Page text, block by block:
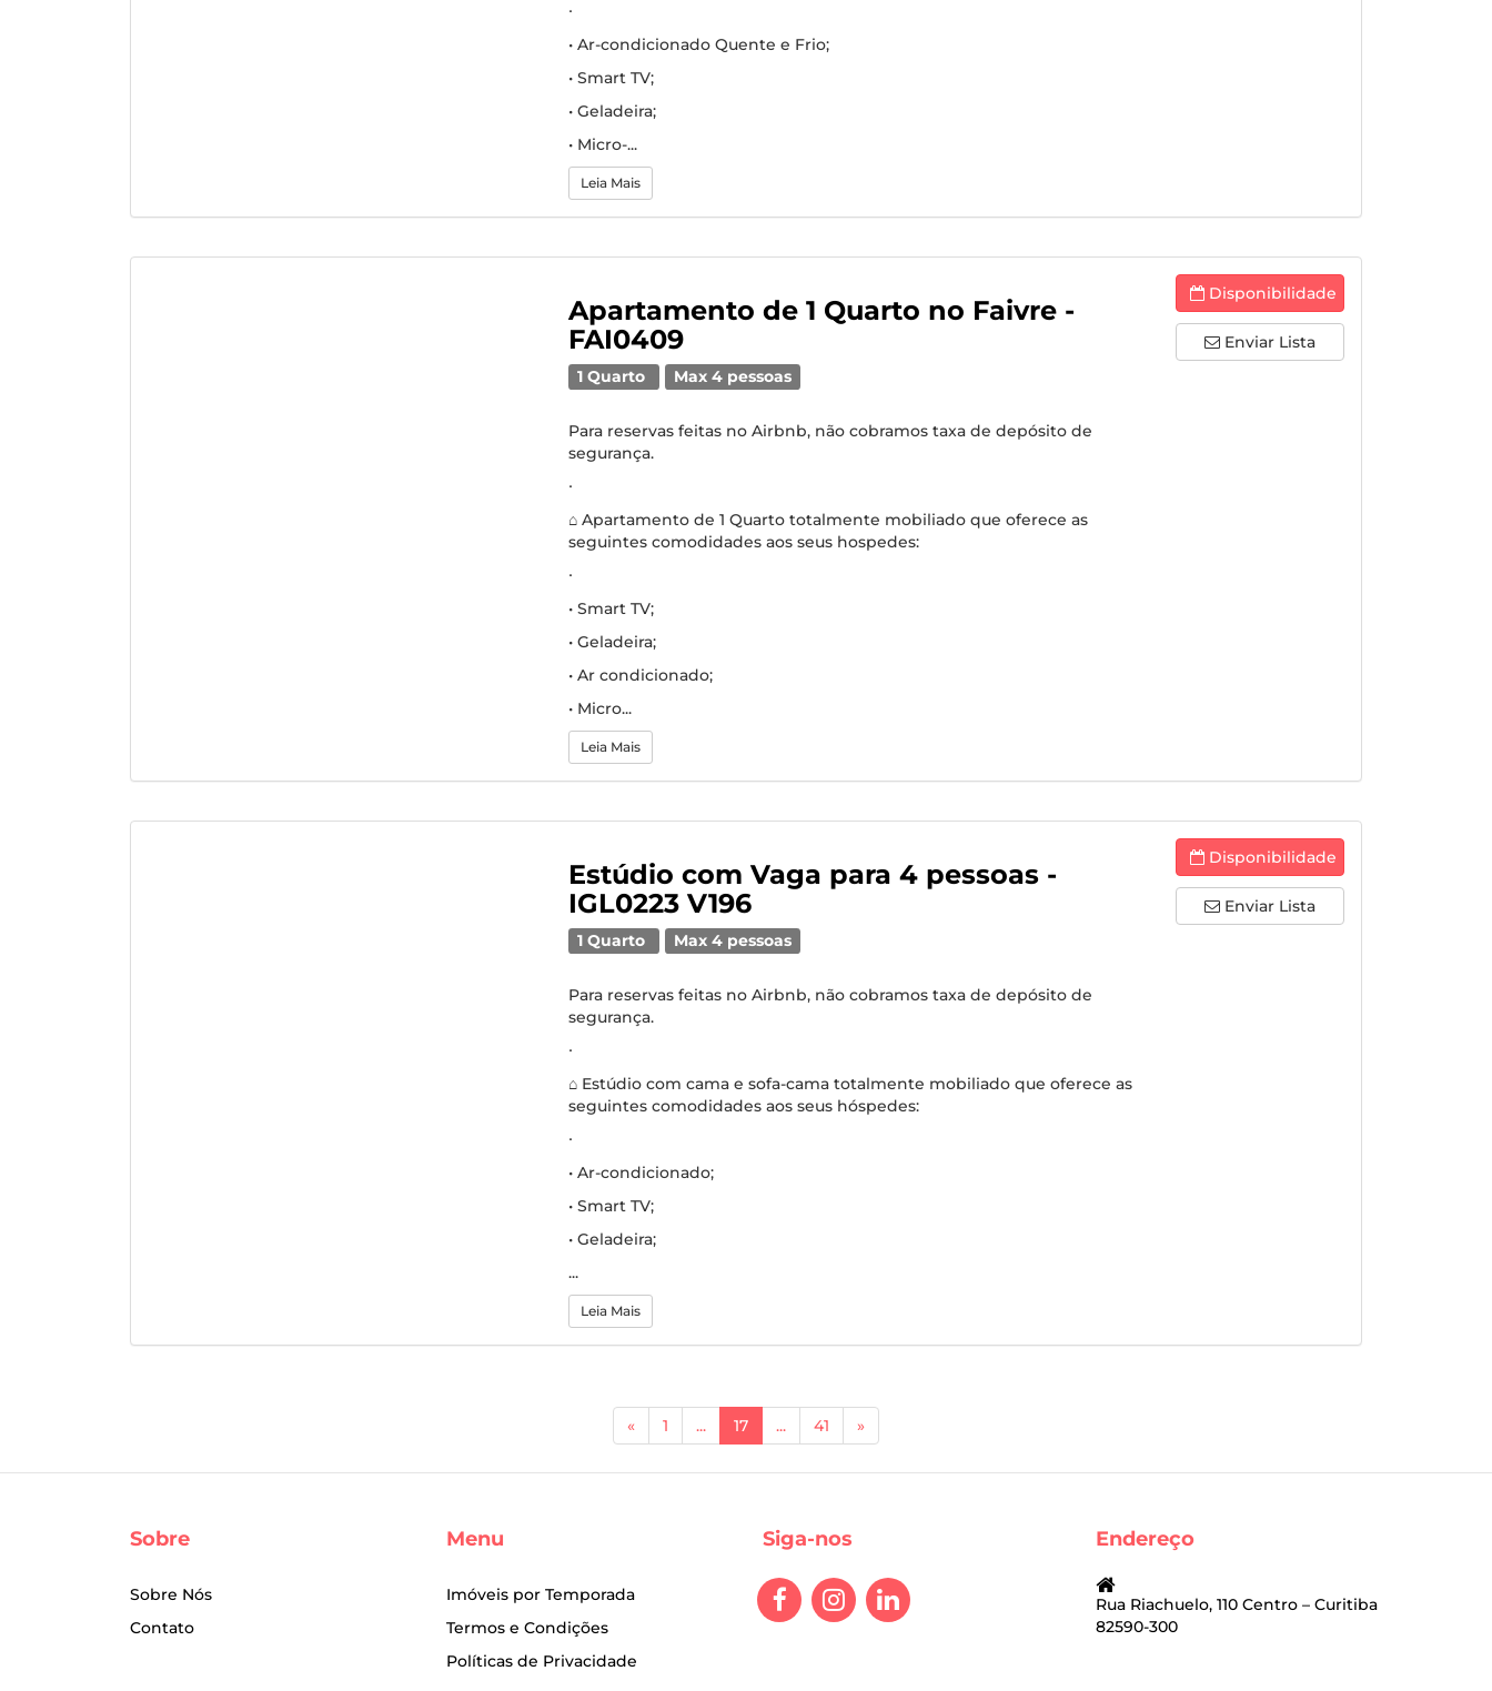
∙
• Ar-condicionado Quente e Frio;
• Smart TV;
• Geladeira;
• Micro-...
Leia Mais
Apartamento de 1 Quarto no Faivre -
FAI0409
1 Quarto Max 4 pessoas
Para reservas feitas no Airbnb, não cobramos taxa de depósito de
segurança.
∙
⌂ Apartamento de 1 Quarto totalmente mobiliado que oferece as
seguintes comodidades aos seus hospedes:
∙
• Smart TV;
• Geladeira;
• Ar condicionado;
• Micro...
Leia Mais
Disponibilidade
Enviar Lista
Estúdio com Vaga para 4 pessoas -
IGL0223 V196
1 Quarto Max 4 pessoas
Para reservas feitas no Airbnb, não cobramos taxa de depósito de
segurança.
∙
⌂ Estúdio com cama e sofa-cama totalmente mobiliado que oferece as
seguintes comodidades aos seus hóspedes:
∙
• Ar-condicionado;
• Smart TV;
• Geladeira;
...
Leia Mais
Disponibilidade
Enviar Lista
« 1 ... 17(current)
... 41 »
Sobre
Sobre Nós
Contato
Menu
Imóveis por Temporada
Termos e Condições
Políticas de Privacidade
Siga-nos Endereço
Rua Riachuelo, 110 Centro – Curitiba
82590-300